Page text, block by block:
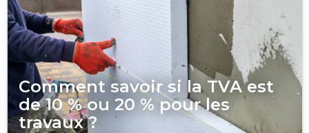
Comment savoir si la TVA est
de 10 % ou 20 % pour les
travaux ?